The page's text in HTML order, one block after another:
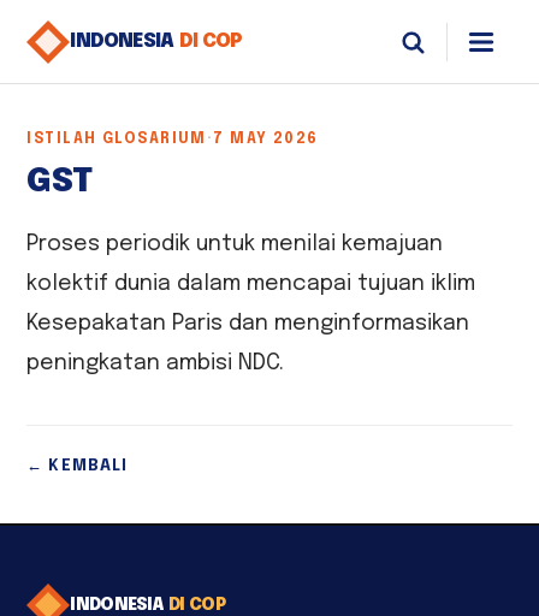
INDONESIA DI COP
ISTILAH GLOSARIUM · 7 MAY 2026
GST
Proses periodik untuk menilai kemajuan
kolektif dunia dalam mencapai tujuan iklim
Kesepakatan Paris dan menginformasikan
peningkatan ambisi NDC.
← KEMBALI
INDONESIA DI COP